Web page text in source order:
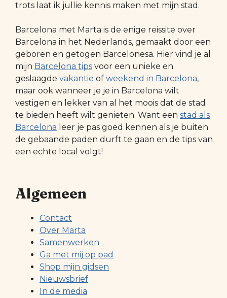
trots laat ik jullie kennis maken met mijn stad.
Barcelona met Marta is de enige reissite over
Barcelona in het Nederlands, gemaakt door een
geboren en getogen Barcelonesa. Hier vind je al
mijn Barcelona tips voor een unieke en
geslaagde vakantie of weekend in Barcelona,
maar ook wanneer je je in Barcelona wilt
vestigen en lekker van al het moois dat de stad
te bieden heeft wilt genieten. Want een stad als
Barcelona leer je pas goed kennen als je buiten
de gebaande paden durft te gaan en de tips van
een echte local volgt!
Algemeen
Contact
Over Marta
Samenwerken
Ga met mij op pad
Shop mijn gidsen
Nieuwsbrief
In de media